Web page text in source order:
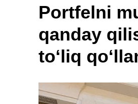
Portfelni
qanday
toʻliq